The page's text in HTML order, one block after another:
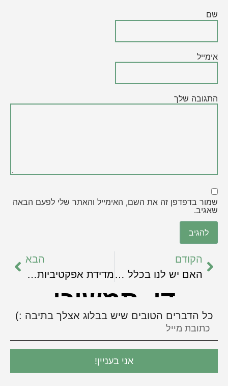
שם
אימייל
התגובה שלך
שמור בדפדפן זה את השם, האימייל והאתר שלי לפעם הבאה
שאגיב.
הקודם
האם יש לנו בכלל רצון ומחשבה חופשיים בעידן המדיה החברתית?
הבא
מדידת אפקטיביות של תוכן
די, תמשיכי
כל הדברים הטובים שיש בבלוג אצלך בתיבה :)
אני בעניין!